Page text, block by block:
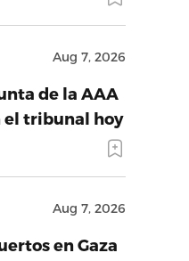
Aug 7, 2026
de la AAA
el tribunal hoy
Aug 7, 2026
en Gaza